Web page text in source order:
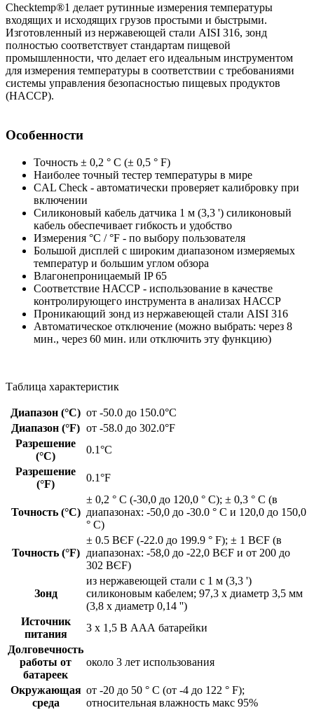
Checktemp®1 делает рутинные измерения температуры
входящих и исходящих грузов простыми и быстрыми.
Изготовленный из нержавеющей стали AISI 316, зонд
полностью соответствует стандартам пищевой
промышленности, что делает его идеальным инструментом
для измерения температуры в соответствии с требованиями
системы управления безопасностью пищевых продуктов
(HACCP).
Особенности
Точность ± 0,2 ° C (± 0,5 ° F)
Наиболее точный тестер температуры в мире
CAL Check - автоматически проверяет калибровку при
включении
Силиконовый кабель датчика 1 м (3,3 ') силиконовый
кабель обеспечивает гибкость и удобство
Измерения °C / °F - по выбору пользователя
Большой дисплей с широким диапазоном измеряемых
температур и большим углом обзора
Влагонепроницаемый IP 65
Соответствие НАССР - использование в качестве
контролирующего инструмента в анализах НАССР
Проникающий зонд из нержавеющей стали AISI 316
Автоматическое отключение (можно выбрать: через 8
мин., через 60 мин. или отключить эту функцию)
Таблица характеристик
Диапазон (°C) от -50.0 до 150.0°C
Диапазон (°F) от -58.0 до 302.0°F
Разрешение
(°C)
0.1°C
Разрешение
(°F)
0.1°F
Точность (°C)
± 0,2 ° С (-30,0 до 120,0 ° С); ± 0,3 ° С (в
диапазонах: -50,0 до -30.0 ° С и 120,0 до 150,0
° С)
Точность (°F)
± 0.5 ВЄF (-22.0 до 199.9 ° F); ± 1 ВЄF (в
диапазонах: -58,0 до -22,0 ВЄF и от 200 до
302 ВЄF)
Зонд
из нержавеющей стали с 1 м (3,3 ')
силиконовым кабелем; 97,3 х диаметр 3,5 мм
(3,8 х диаметр 0,14 '')
Источник
питания
3 х 1,5 В ААА батарейки
Долговечность
работы от
батареек
около 3 лет использования
Окружающая
среда
от -20 до 50 ° C (от -4 до 122 ° F);
относительная влажность макс 95%